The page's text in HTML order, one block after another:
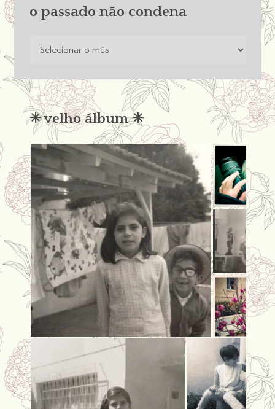
o passado não condena
condena
✳︎ velho álbum ✳︎